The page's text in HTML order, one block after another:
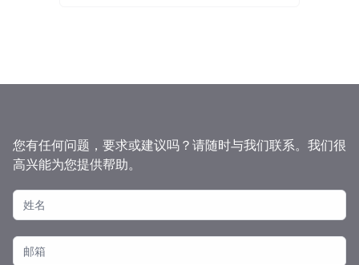
您有任何问题，要求或建议吗？请随时与我们联系。我们很
高兴能为您提供帮助。